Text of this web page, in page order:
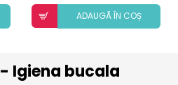
ADAUGÃ ÎN COȘ
- Igiena bucala